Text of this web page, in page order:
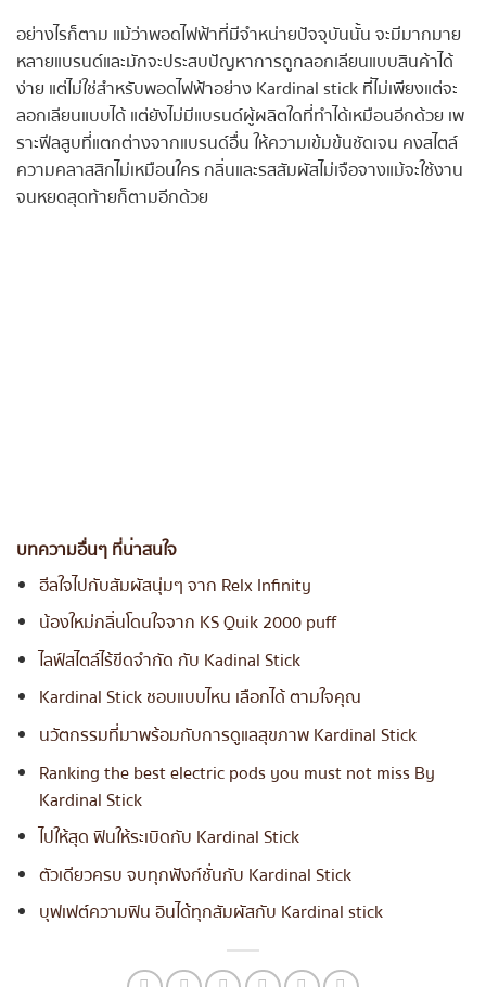
อย่างไรก็ตาม แม้ว่าพอดไฟฟ้าที่มีจำหน่ายปัจจุบันนั้น จะมีมากมาย
หลายแบรนด์และมักจะประสบปัญหาการถูกลอกเลียนแบบสินค้าได้
ง่าย แต่ไม่ใช่สำหรับพอดไฟฟ้าอย่าง Kardinal stick ที่ไม่เพียงแต่จะ
ลอกเลียนแบบได้ แต่ยังไม่มีแบรนด์ผู้ผลิตใดที่ทำได้เหมือนอีกด้วย เพ
ราะฟีลสูบที่แตกต่างจากแบรนด์อื่น ให้ความเข้มข้นชัดเจน คงสไตล์
ความคลาสสิกไม่เหมือนใคร กลิ่นและรสสัมผัสไม่เจือจางแม้จะใช้งาน
จนหยดสุดท้ายก็ตามอีกด้วย
บทความอื่นๆ ที่น่าสนใจ
ฮีลใจไปกับสัมผัสนุ่มๆ จาก Relx Infinity
น้องใหม่กลิ่นโดนใจจาก KS Quik 2000 puff
ไลฟ์สไตล์ไร้ขีดจำกัด กับ Kadinal Stick
Kardinal Stick ชอบแบบไหน เลือกได้ ตามใจคุณ
นวัตกรรมที่มาพร้อมกับการดูแลสุขภาพ Kardinal Stick
Ranking the best electric pods you must not miss By
Kardinal Stick
ไปให้สุด ฟินให้ระเบิดกับ Kardinal Stick
ตัวเดียวครบ จบทุกฟังก์ชั่นกับ Kardinal Stick
บุฟเฟต์ความฟิน อินได้ทุกสัมผัสกับ Kardinal stick